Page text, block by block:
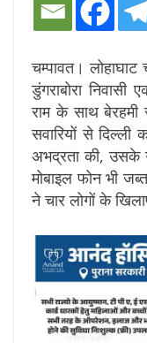
चम्पावत।
डुंगराबोरा
राम के साथ बेरहमी
सवारियों से
अभद्रता की, उसके
मोबाइल फोन भी
ने चार लोगों के